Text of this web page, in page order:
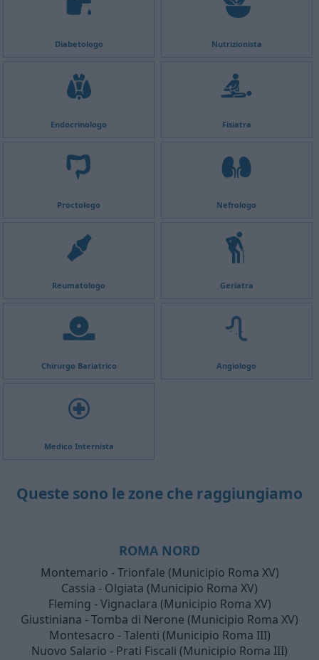
Diabetologo Nutrizionista
Endocrinologo Fisiatra
Proctologo Nefrologo
Reumatologo Geriatra
Chirurgo Bariatrico Angiologo
Medico Internista
Queste sono le zone che raggiungiamo
ROMA NORD
Montemario - Trionfale (Municipio Roma XV)
Cassia - Olgiata (Municipio Roma XV)
Fleming - Vignaclara (Municipio Roma XV)
Giustiniana - Tomba di Nerone (Municipio Roma XV)
Montesacro - Talenti (Municipio Roma III)
Nuovo Salario - Prati Fiscali (Municipio Roma III)